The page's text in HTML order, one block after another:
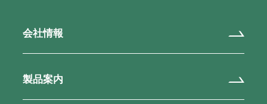
会社情報
製品案内